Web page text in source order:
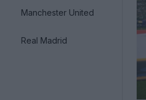
Manchester United
Real Madrid